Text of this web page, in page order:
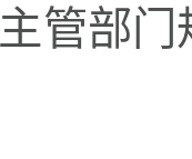
主管部